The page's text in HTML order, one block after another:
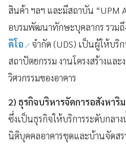
สินค้า ฯลฯ และมีสถาบัน “UPM
อบรมพัฒนาทักษะบุคลากร รวม
ดิโอ จำกัด (UDS) เป็นผู้ให้บริ
สถาปัตยกรรม งานโครงสร้างและ
วิศวกรรมของอาคาร
2) ธุรกิจบริหารจัดการอสังหาริ
ซึ่งเป็นธุรกิจให้บริการระดับกลา
นิติบุคคลอาคารชุดและบ้านจัดสร